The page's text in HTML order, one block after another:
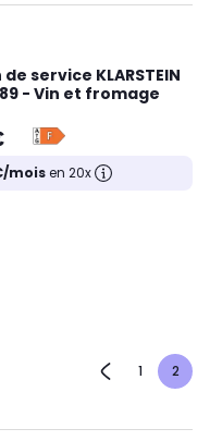
service KLARSTEIN
- Vin et fromage
moisen 20x
1 2